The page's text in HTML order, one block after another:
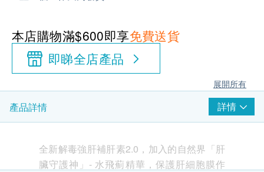
本店購物滿$600即享免費送貨
即睇全店產品
展開所有
產品詳情 詳情
全新解毒強肝補肝素2.0，加入的自然界「肝
臟守護神」- 水飛薊精華，保護肝細胞膜作